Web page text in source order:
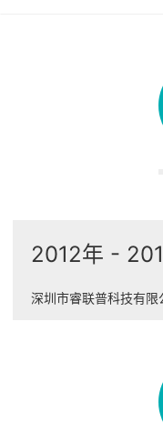
2012年 -
深圳市睿联普科技有